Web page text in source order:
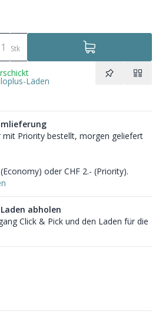
Stk
Läden
mit Priority bestellt, morgen geliefert
oder CHF 2.- (Priority).
abholen
Click & Pick und den Laden für die